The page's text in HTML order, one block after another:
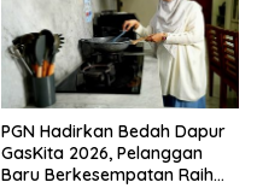
PGN Hadirkan Bedah Dapur
GasKita 2026, Pelanggan
Baru Berkesempatan Raih